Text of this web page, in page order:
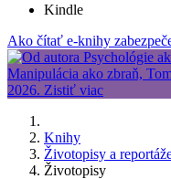
Kindle
Ako čítať e-knihy
Knihy
Životopisy a
Životopisy